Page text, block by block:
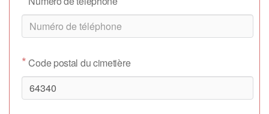
*Code postal du cimetière